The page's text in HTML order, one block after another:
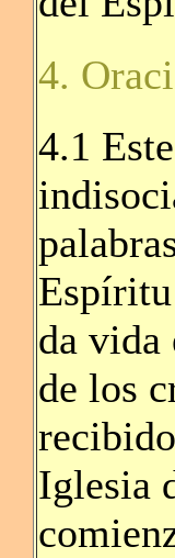
4.
4.1
da vida
de los
Iglesia